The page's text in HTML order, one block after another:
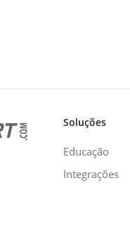
Soluções
Educação
Integrações